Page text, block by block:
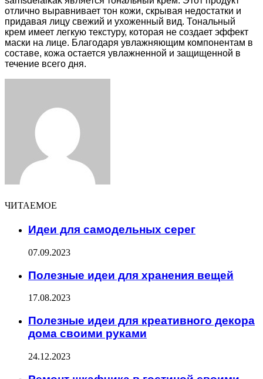
отлично выравнивает тон кожи, скрывая недостатки и
придавая лицу свежий и ухоженный вид. Тональный
крем имеет легкую текстуру, которая не создает эффект
маски на лице. Благодаря увлажняющим компонентам в
составе, кожа остается увлажненной и защищенной в
течение всего дня.
ЧИТАЕМОЕ
Идеи для самодельных серег
07.09.2023
Полезные идеи для хранения вещей
17.08.2023
Полезные идеи для креативного декора
дома своими руками
24.12.2023